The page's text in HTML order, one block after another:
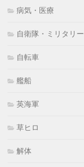
病気・医療
自衛隊・ミリタリー
自転車
艦船
英海軍
草ヒロ
解体